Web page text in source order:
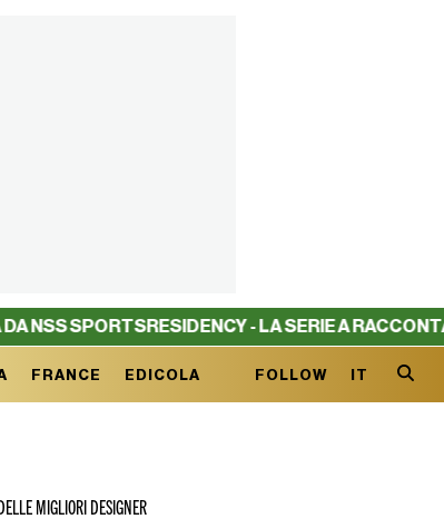
RESIDENCY - LA SERIE A RACCONTATA DA
FRANCE EDICOLA FOLLOW IT
MIGLIORI DESIGNER